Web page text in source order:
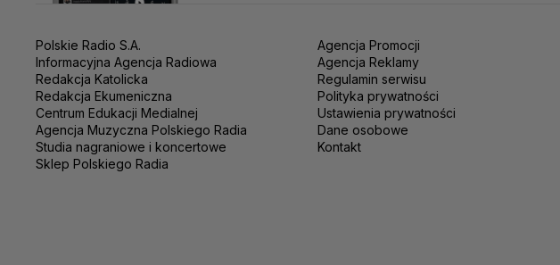
Polskie Radio S.A.
Informacyjna Agencja Radiowa
Redakcja Katolicka
Redakcja Ekumeniczna
Centrum Edukacji Medialnej
Agencja Muzyczna Polskiego Radia
Studia nagraniowe i koncertowe
Sklep Polskiego Radia
Agencja Promocji
Agencja Reklamy
Regulamin serwisu
Polityka prywatności
Ustawienia prywatności
Dane osobowe
Kontakt